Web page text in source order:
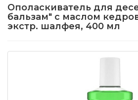
Ополаскиватель для
бальзам" с маслом
экстр. шалфея, 400 мл